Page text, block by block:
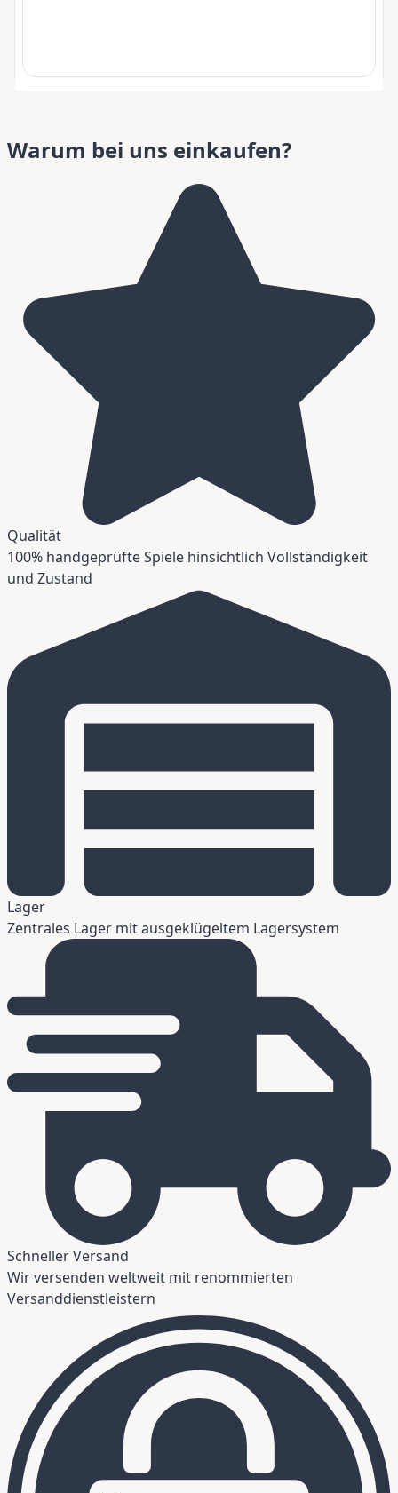
Warum bei uns einkaufen?
Qualität
100% handgeprüfte Spiele hinsichtlich Vollständigkeit
und Zustand
Lager
Zentrales Lager mit ausgeklügeltem Lagersystem
Schneller Versand
Wir versenden weltweit mit renommierten
Versanddienstleistern